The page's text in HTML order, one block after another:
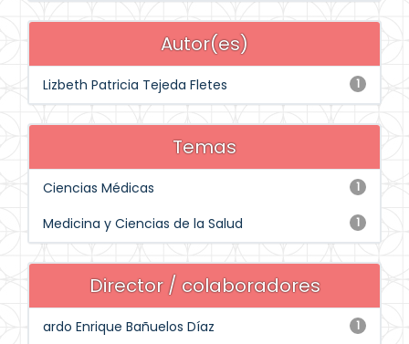
Autor(es)
1
Lizbeth Patricia Tejeda Fletes
Temas
1
Ciencias Médicas
1
Medicina y Ciencias de la Salud
Director / colaboradores
1
ardo Enrique Bañuelos Díaz